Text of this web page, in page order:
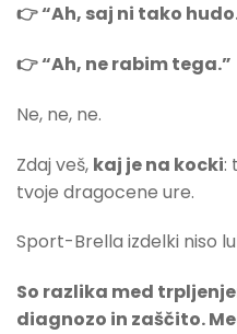
👉 “Ah, saj ni tako
👉 “Ah, ne rabim tega.”
Ne, ne, ne.
Zdaj veš, kaj je na kocki:
tvoje dragocene ure.
Sport-Brella izdelki niso
So razlika med
diagnozo in zaščito.